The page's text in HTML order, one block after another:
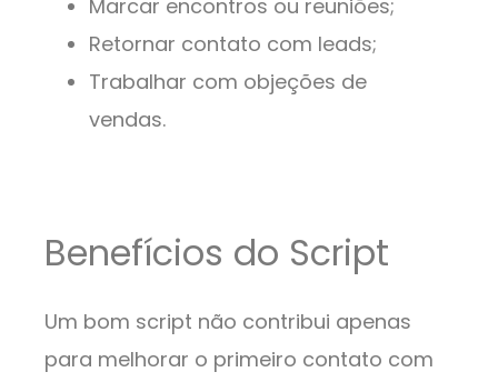
Marcar encontros ou reuniões;
Retornar contato com leads;
Trabalhar com objeções de
vendas.
Benefícios do Script
Um bom script não contribui apenas
para melhorar o primeiro contato com